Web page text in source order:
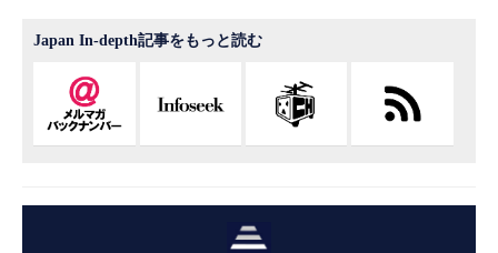
Japan In-depth記事をもっと読む